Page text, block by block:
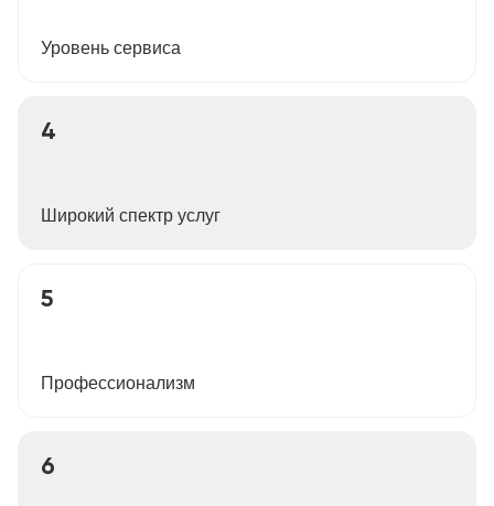
Уровень сервиса
4
Широкий спектр услуг
5
Профессионализм
6